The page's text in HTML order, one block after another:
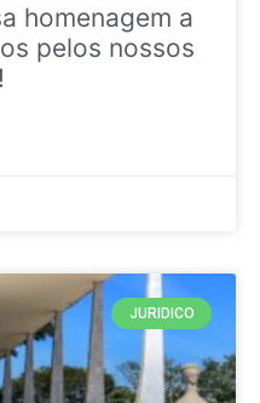
homenagem a
pelos nossos
JURIDICO